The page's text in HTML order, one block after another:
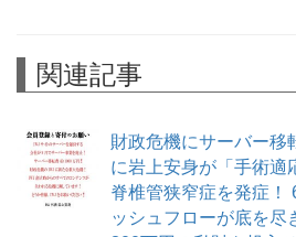
関連記事
財政危機にサーバー移
に岩上安身が「手術適
脊椎管狭窄症を発症！
ッシュフローが底を尽